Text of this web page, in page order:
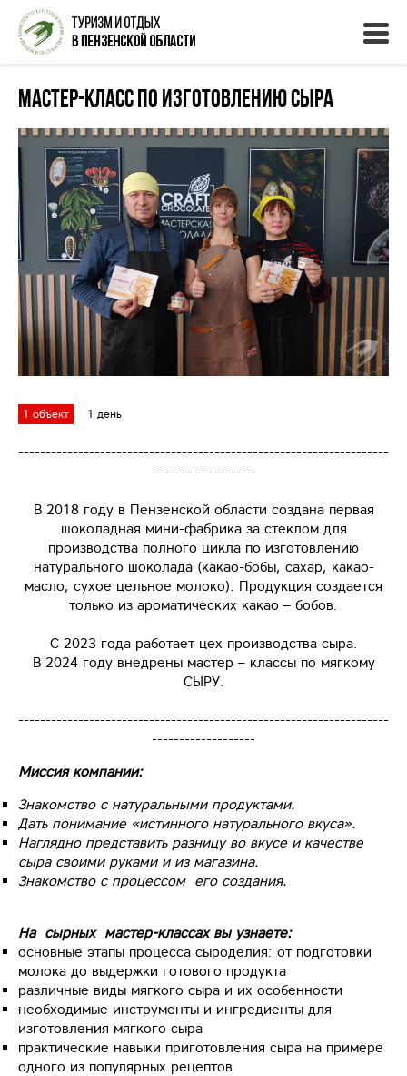
Мастер-класс по изготовлению сыра
1 объект 1 день
--------------------------------------------------------------------
-------------------
В 2018 году в Пензенской области создана первая
шоколадная мини-фабрика за стеклом для
производства полного цикла по изготовлению
натурального шоколада (какао-бобы, сахар, какао-
масло, сухое цельное молоко). Продукция создается
только из ароматических какао – бобов.
С 2023 года работает цех производства сыра.
В 2024 году внедрены мастер – классы по мягкому
СЫРУ.
--------------------------------------------------------------------
-------------------
Миссия компании:
Знакомство с натуральными продуктами.
Дать понимание «истинного натурального вкуса».
Наглядно представить разницу во вкусе и качестве
сыра своими руками и из магазина.
Знакомство с процессом его создания.
На сырных мастер-классах вы узнаете:
основные этапы процесса сыроделия: от подготовки
молока до выдержки готового продукта
различные виды мягкого сыра и их особенности
необходимые инструменты и ингредиенты для
изготовления мягкого сыра
практические навыки приготовления сыра на примере
одного из популярных рецептов